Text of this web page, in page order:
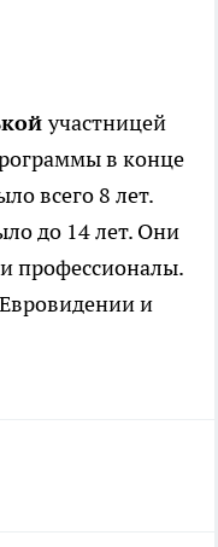
участницей
в конце
всего 8 лет.
до 14 лет. Они
профессионалы.
и